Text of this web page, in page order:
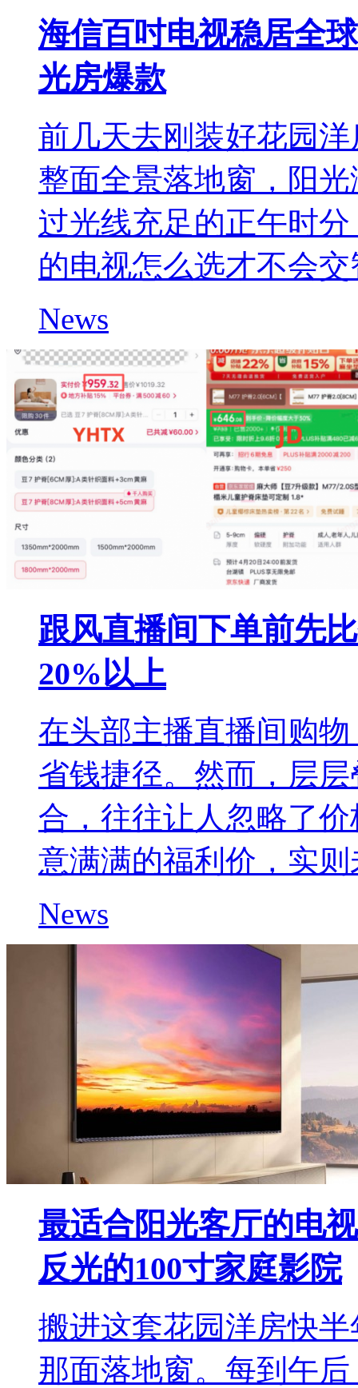
海信百吋电视稳居全
光房爆款
前几天去刚装好花园
整面全景落地窗，阳
过光线充足的正午时
的电视怎么选才不会交
News
跟风直播间下单前先
20%以上
在头部主播直播间购
省钱捷径。然而，层
合，往往让人忽略了
意满满的福利价，实则
News
最适合阳光客厅的电
反光的100寸家庭影院
搬进这套花园洋房快
那面落地窗。每到午